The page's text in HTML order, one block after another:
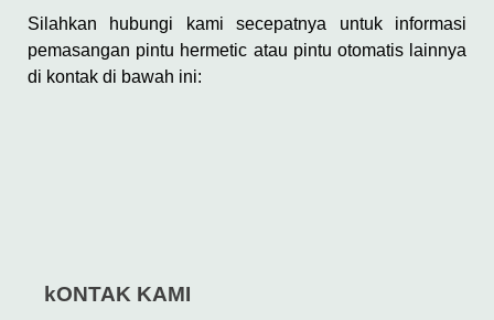
Silahkan hubungi kami secepatnya untuk informasi
pemasangan pintu hermetic atau pintu otomatis lainnya
di kontak di bawah ini:
kONTAK KAMI